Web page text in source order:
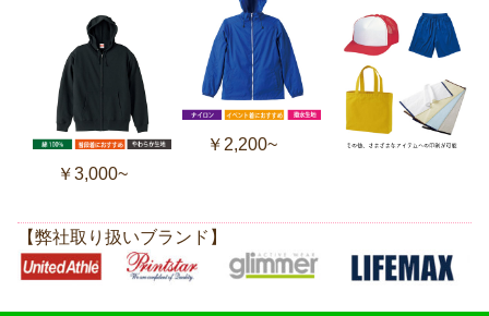
￥3,000~
￥2,200~
【弊社取り扱いブランド】